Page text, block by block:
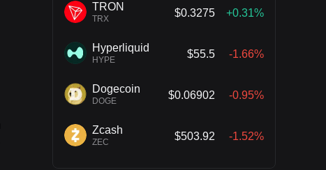
TRON
TRX
$0.3275 +0.31%
Hyperliquid
HYPE
$55.5 -1.66%
Dogecoin
DOGE
$0.06902 -0.95%
Zcash
ZEC
$503.92 -1.52%